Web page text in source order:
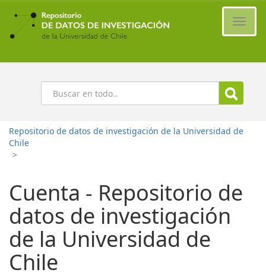
Ir
contenido
principal
Buscar
Repositorio de datos de investigación de la Universidad de
Chile
>
Cuenta - Repositorio de
datos de investigación
de la Universidad de
Chile